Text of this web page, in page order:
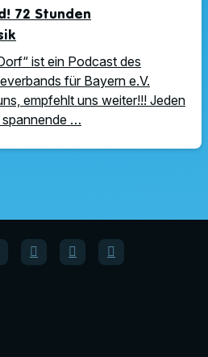
72 Stunden
ist ein Podcast des
für Bayern e.V.
empfehlt uns weiter!!! Jeden
spannende …